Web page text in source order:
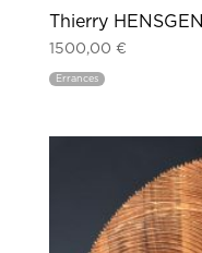
Thierry HENSGEN
1500,00 €
Errances